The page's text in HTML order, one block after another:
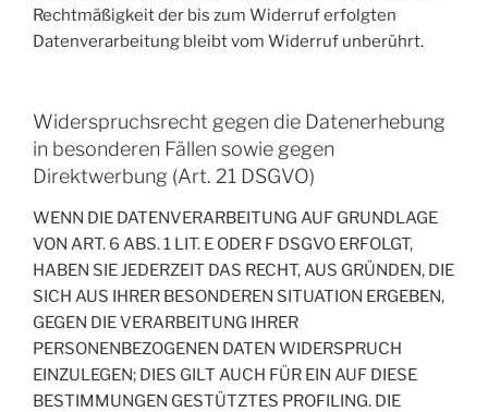
Rechtmäßigkeit der bis zum Widerruf erfolgten
Datenverarbeitung bleibt vom Widerruf unberührt.
Widerspruchsrecht gegen die Datenerhebung
in besonderen Fällen sowie gegen
Direktwerbung (Art. 21 DSGVO)
WENN DIE DATENVERARBEITUNG AUF GRUNDLAGE
VON ART. 6 ABS. 1 LIT. E ODER F DSGVO ERFOLGT,
HABEN SIE JEDERZEIT DAS RECHT, AUS GRÜNDEN, DIE
SICH AUS IHRER BESONDEREN SITUATION ERGEBEN,
GEGEN DIE VERARBEITUNG IHRER
PERSONENBEZOGENEN DATEN WIDERSPRUCH
EINZULEGEN; DIES GILT AUCH FÜR EIN AUF DIESE
BESTIMMUNGEN GESTÜTZTES PROFILING. DIE